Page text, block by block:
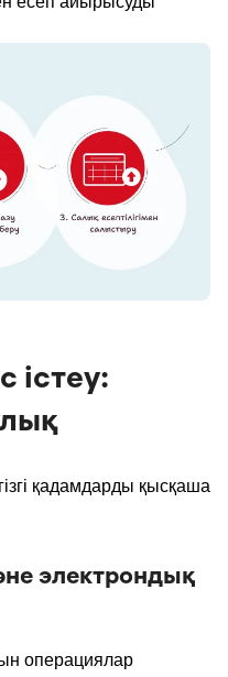
қадамдарды қысқаша
электрондық
операциялар